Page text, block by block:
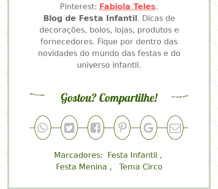
Pinterest: Fabiola Teles.
Blog de Festa Infantil . Dicas de
decorações, bolos, lojas, produtos e
fornecedores. Fique por dentro das
novidades do mundo das festas e do
universo infantil.
Gostou? Compartilhe!
Marcadores:
Festa Infantil
Festa Menina
Tema Circo